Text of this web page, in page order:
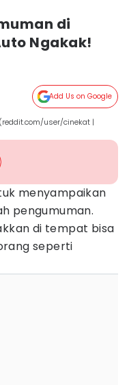
di
Ngakak!
Add Us on Google
user/cinekat |
menyampaikan
pengumuman.
di tempat bisa
seperti